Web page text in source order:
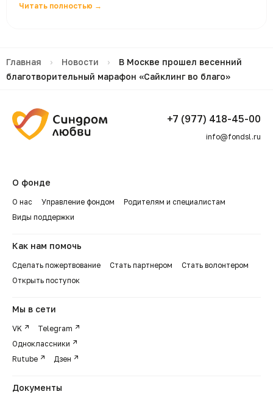
Читать полностью →
Главная › Новости ›
В Москве прошел весенний
благотворительный марафон «Сайклинг во благо»
+7 (977) 418-45-00
info@fondsl.ru
О фонде
О нас Управление фондом
Родителям и специалистам
Виды поддержки
Как нам помочь
Сделать пожертвование Стать партнером
Стать волонтером
Открыть поступок
Мы в сети
VK
Telegram
Одноклассники
Rutube
Дзен
Документы